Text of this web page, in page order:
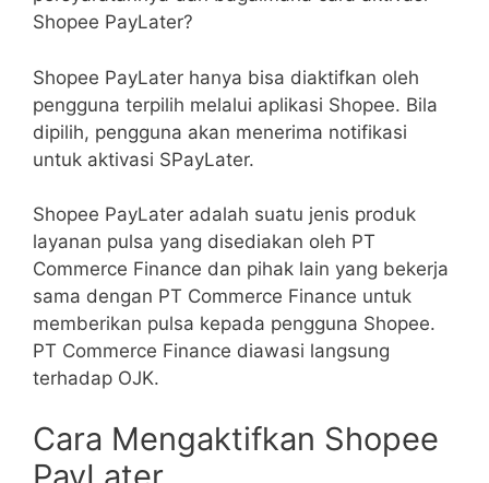
Shopee PayLater?
Shopee PayLater hanya bisa diaktifkan oleh
pengguna terpilih melalui aplikasi Shopee. Bila
dipilih, pengguna akan menerima notifikasi
untuk aktivasi SPayLater.
Shopee PayLater adalah suatu jenis produk
layanan pulsa yang disediakan oleh PT
Commerce Finance dan pihak lain yang bekerja
sama dengan PT Commerce Finance untuk
memberikan pulsa kepada pengguna Shopee.
PT Commerce Finance diawasi langsung
terhadap OJK.
Cara Mengaktifkan Shopee